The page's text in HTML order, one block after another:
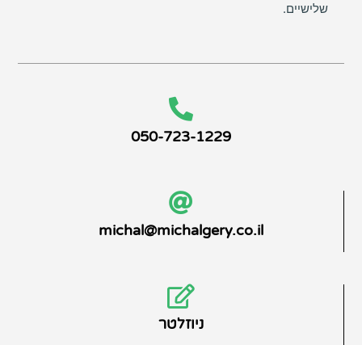
שלישיים.
050-723-1229
michal@michalgery.co.il
ניוזלטר